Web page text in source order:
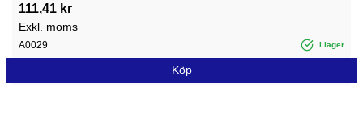
111,41 kr
Exkl. moms
A0029 i lager
Köp